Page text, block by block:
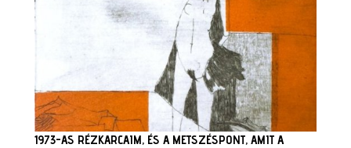
1973-AS RÉZKARCAIM, ÉS A METSZÉSPONT, AMIT A